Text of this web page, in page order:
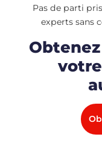
Pas de parti
experts sans